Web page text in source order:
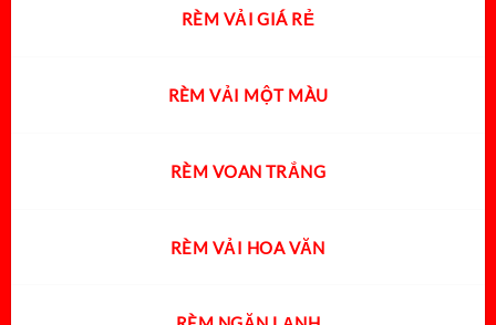
RÈM VẢI GIÁ RẺ
RÈM VẢI MỘT MÀU
RÈM VOAN TRẮNG
RÈM VẢI HOA VĂN